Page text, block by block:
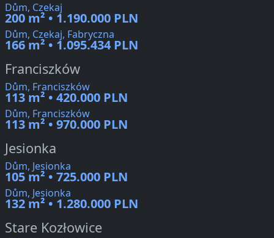
Dům, Czekaj
200 m² • 1.190.000 PLN
Dům, Czekaj, Fabryczna
166 m² • 1.095.434 PLN
Franciszków
Dům, Franciszków
113 m² • 420.000 PLN
Dům, Franciszków
113 m² • 970.000 PLN
Jesionka
Dům, Jesionka
105 m² • 725.000 PLN
Dům, Jesionka
132 m² • 1.280.000 PLN
Stare Kozłowice